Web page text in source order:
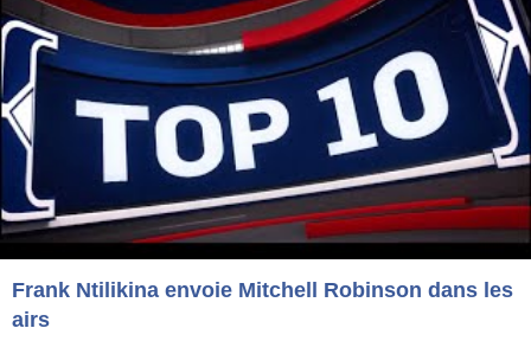
Frank Ntilikina envoie Mitchell Robinson dans les
airs